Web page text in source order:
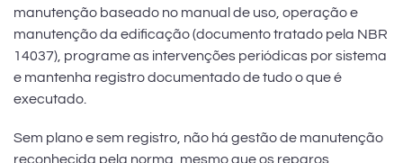
manutenção baseado no manual de uso, operação e
manutenção da edificação (documento tratado pela NBR
14037), programe as intervenções periódicas por sistema
e mantenha registro documentado de tudo o que é
executado.
Sem plano e sem registro, não há gestão de manutenção
reconhecida pela norma, mesmo que os reparos